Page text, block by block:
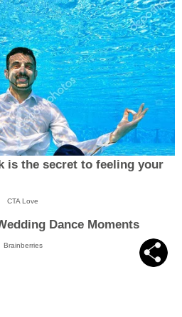
is the secret to feeling your
CTA Love
Dance Moments
Brainberries